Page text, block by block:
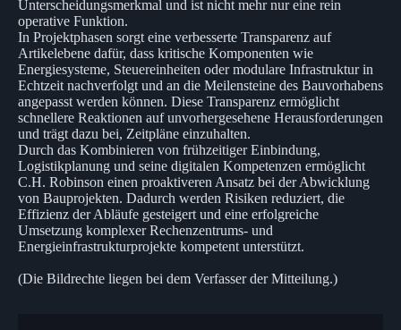
Unterscheidungsmerkmal und ist nicht mehr nur eine rein
operative Funktion.
In Projektphasen sorgt eine verbesserte Transparenz auf
Artikelebene dafür, dass kritische Komponenten wie
Energiesysteme, Steuereinheiten oder modulare Infrastruktur in
Echtzeit nachverfolgt und an die Meilensteine des Bauvorhabens
angepasst werden können. Diese Transparenz ermöglicht
schnellere Reaktionen auf unvorhergesehene Herausforderungen
und trägt dazu bei, Zeitpläne einzuhalten.
Durch das Kombinieren von frühzeitiger Einbindung,
Logistikplanung und seine digitalen Kompetenzen ermöglicht
C.H. Robinson einen proaktiveren Ansatz bei der Abwicklung
von Bauprojekten. Dadurch werden Risiken reduziert, die
Effizienz der Abläufe gesteigert und eine erfolgreiche
Umsetzung komplexer Rechenzentrums- und
Energieinfrastrukturprojekte kompetent unterstützt.
(Die Bildrechte liegen bei dem Verfasser der Mitteilung.)